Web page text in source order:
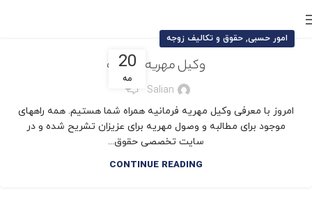
20
مه
امور حسبی, حقوق و تکالیف زوجه
وکیل مهریه فرمانیه
Salian
امروز با معرفی وکیل مهریه فرمانیه همراه شما هستیم. همه راههای
موجود برای مطالبه و وصول مهریه برای عزیزان تشریح شده و در
سایت تخصصی حقوق...
CONTINUE READING